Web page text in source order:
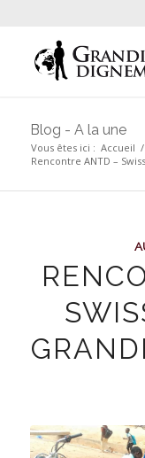
Blog - A la une
Vous êtes ici : Accueil /
Rencontre ANTD –